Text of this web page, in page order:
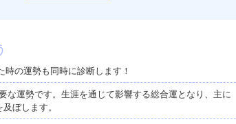
の運勢も同時に診断します！
な運勢です。生涯を通じて影響する総合運となり、主に
ぼします。